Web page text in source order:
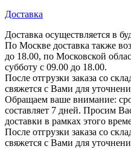
Доставка
Доставка осуществляется в
По Москве доставка также
до 18.00, по Московской
субботу с 09.00 до 18.00.
После отгрузки заказа со
свяжется с Вами для
Обращаем ваше внимание:
составляет 7 дней. Просим
доставки в рамках этого
После отгрузки заказа со
свяжется с Вами для